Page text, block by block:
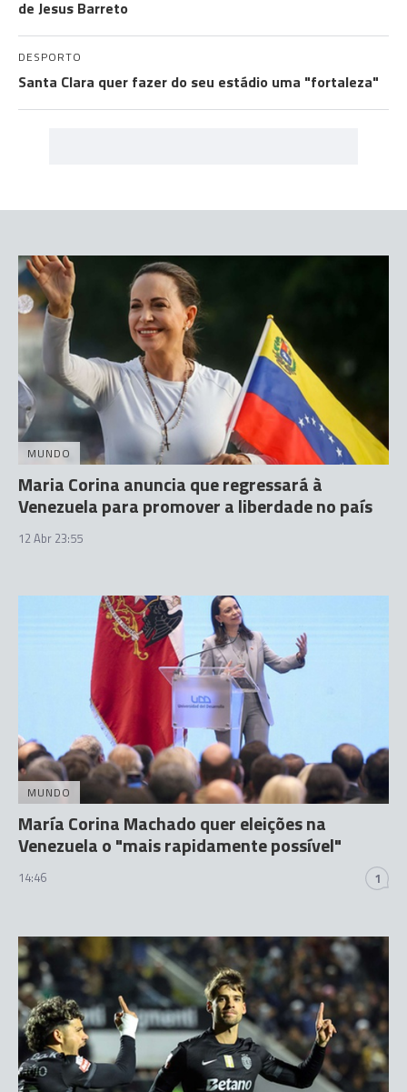
de Jesus Barreto
DESPORTO
Santa Clara quer fazer do seu estádio uma "fortaleza"
MUNDO
Maria Corina anuncia que regressará à
Venezuela para promover a liberdade no país
12 Abr 23:55
MUNDO
María Corina Machado quer eleições na
Venezuela o "mais rapidamente possível"
14:46 1